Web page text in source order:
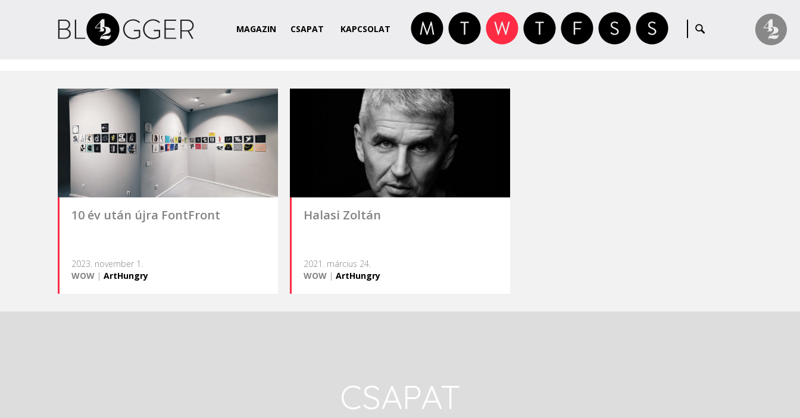
MAGAZIN CSAPAT KAPCSOLAT
10 év után újra FontFront
2023. november 1.
WOW | ArtHungry
Halasi Zoltán
2021. március 24.
WOW | ArtHungry
CSAPAT